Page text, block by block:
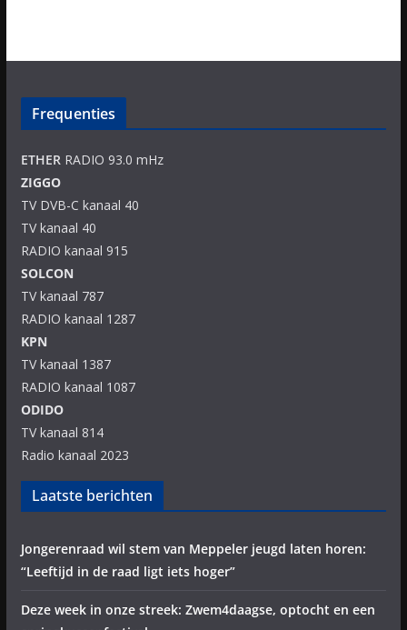
Frequenties
ETHERRADIO 93.0 mHz
ZIGGO
TV DVB-C kanaal 40
TV kanaal 40
RADIO kanaal 915
SOLCON
TV kanaal 787
RADIO kanaal 1287
KPN
TV kanaal 1387
RADIO kanaal 1087
ODIDO
TV kanaal 814
Radio kanaal 2023
Laatste berichten
Jongerenraad wil stem van Meppeler jeugd laten horen:
“Leeftijd in de raad ligt iets hoger”
Deze week in onze streek: Zwem4daagse, optocht en een